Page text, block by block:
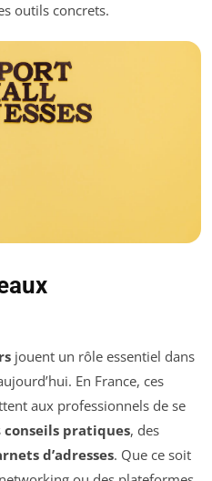
outils concrets.
jouent un rôle essentiel dans
En France, ces
aux professionnels de se
conseils pratiques, des
d’adresses. Que ce soit